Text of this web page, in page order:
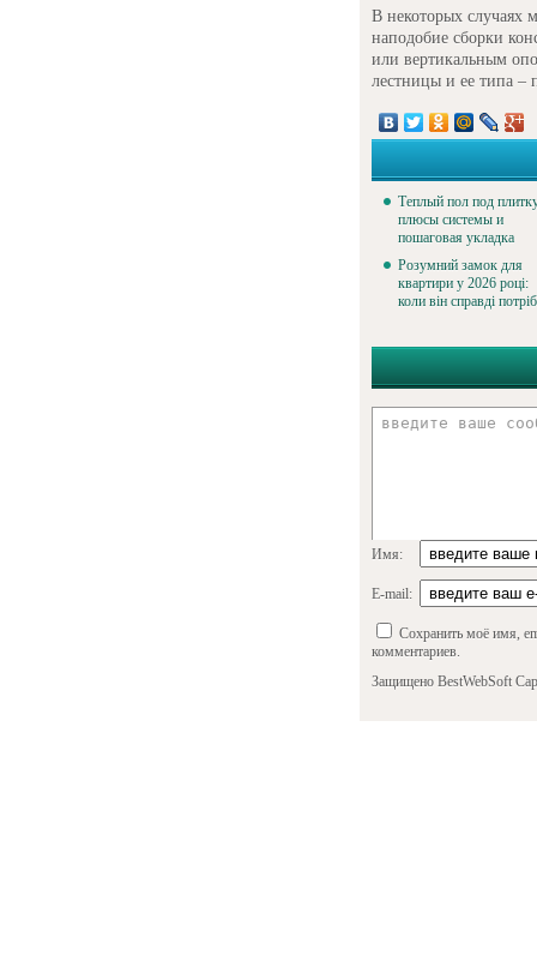
В некоторых случаях
наподобие сборки
или вертикальным
лестницы и ее типа –
Теплый пол под
плюсы системы и
пошаговая укладка
Розумний замок для
квартири у 2026 році:
коли він справді
Имя:
E-mail:
Сохранить моё имя,
комментариев.
Защищено BestWebSoft